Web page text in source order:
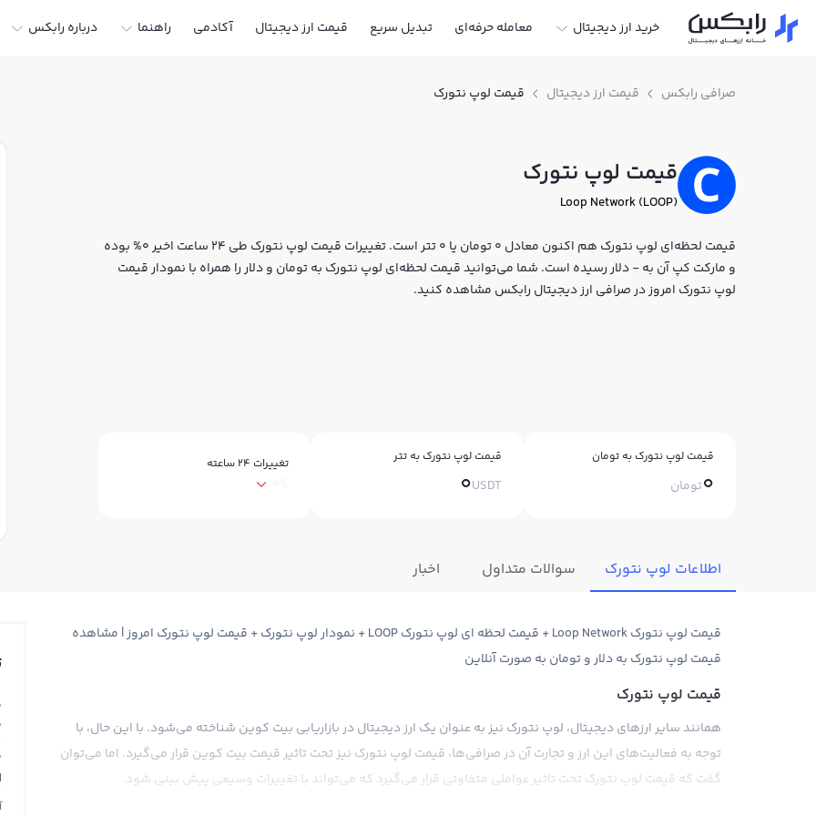
خرید ارز دیجیتال معامله حرفه‌ای تبدیل سریع قیمت ارز دیجیتال آکادمی راهنما درباره رابکس
صرافی رابکس قیمت ارز دیجیتال قیمت لوپ نتورک
قیمت لوپ نتورک
Loop Network (LOOP)
قیمت لحظه‌ای لوپ نتورک هم اکنون معادل 0 تومان یا 0 تتر است. تغییرات قیمت لوپ نتورک طی 24 ساعت اخیر 0% بوده
و مارکت کپ آن به - دلار رسیده است. شما می‌توانید قیمت لحظه‌ای لوپ نتورک به تومان و دلار را همراه با نمودار قیمت
لوپ نتورک امروز در صرافی ارز دیجیتال رابکس مشاهده کنید.
قیمت لوپ نتورک به تومان
0تومان
قیمت لوپ نتورک به تتر
0USDT
تغییرات ۲۴ ساعته
اطلاعات لوپ نتورک سوالات متداول اخبار
قیمت لوپ نتورک Loop Network + قیمت لحظه ای لوپ نتورک LOOP + نمودار لوپ نتورک + قیمت لوپ نتورک امروز | مشاهده
قیمت لوپ نتورک به دلار و تومان به صورت آنلاین
قیمت لوپ نتورک
همانند سایر ارزهای دیجیتال، لوپ نتورک نیز به عنوان یک ارز دیجیتال در بازاریابی بیت کوین شناخته می‌شود. با این حال، با
توجه به فعالیت‌های این ارز و تجارت آن در صرافی‌ها، قیمت لوپ نتورک نیز تحت تاثیر قیمت بیت کوین قرار می‌گیرد. اما می‌توان
گفت که قیمت لوپ نتورک تحت تاثیر عواملی متفاوتی قرار می‌گیرد که می‌تواند با تغییرات وسیعی پیش بینی شود.